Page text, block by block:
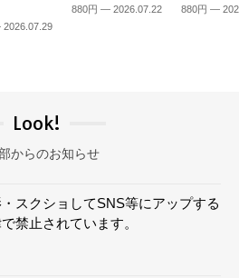
880円 — 2026.07.22 880円 —
Look!
からのお知らせ
スクショしてSNS等にアップする
禁止されています。